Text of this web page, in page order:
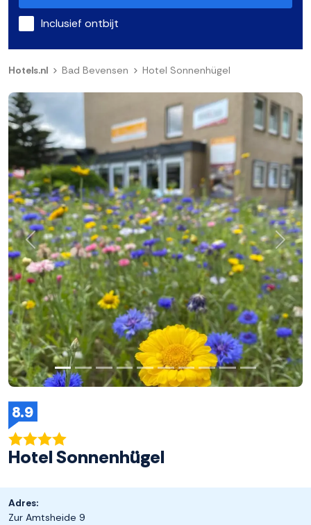
Inclusief ontbijt
Hotels.nl Bad Bevensen Hotel Sonnenhügel
8.9
Hotel Sonnenhügel
Adres:
Zur Amtsheide 9